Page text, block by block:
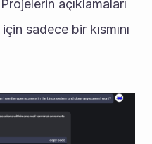
açıklamaları
sadece bir kısmını